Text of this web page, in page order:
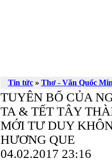
Tin tức» Thơ - Văn Quốc
TUYÊN BỐ CỦA
TA & TẾT TÂY
MỚI TƯ DUY
HƯƠNG QUE
04.02.2017 23:16